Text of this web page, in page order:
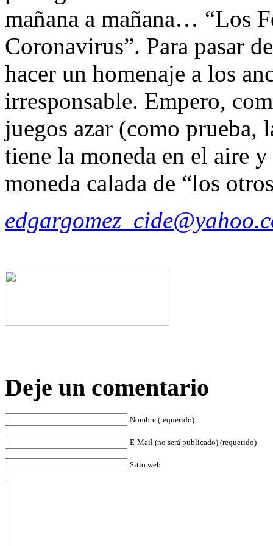
mañana a mañana… “Los
Coronavirus”. Para pasar
hacer un homenaje a los
irresponsable. Empero,
juegos azar (como
tiene la moneda en el aire
moneda calada de “los
Deje un comentario
Nombre (requerido)
E-Mail (no será publicado) (requerido)
Sitio web